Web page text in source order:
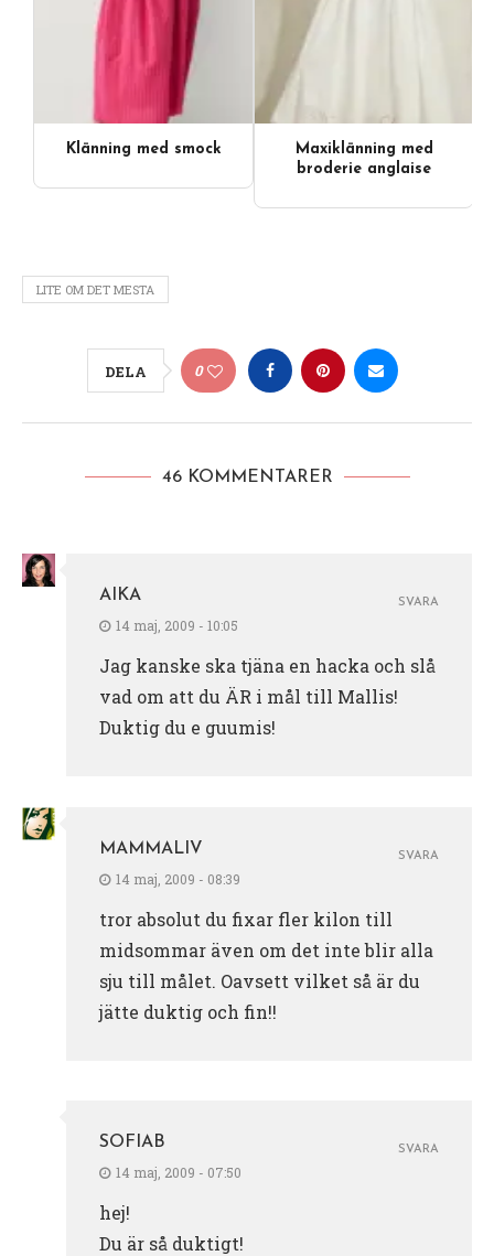
Videoinnehåll
Klänning med smock
Maxiklänning med
broderie anglaise
LITE OM DET MESTA
DELA 0
46 KOMMENTARER
AIKA
14 maj, 2009 - 10:05
Jag kanske ska tjäna en hacka och slå
vad om att du ÄR i mål till Mallis!
Duktig du e guumis!
SVARA
MAMMALIV
14 maj, 2009 - 08:39
tror absolut du fixar fler kilon till
midsommar även om det inte blir alla
sju till målet. Oavsett vilket så är du
jätte duktig och fin!!
SVARA
SOFIAB
14 maj, 2009 - 07:50
hej!
Du är så duktigt!
SVARA